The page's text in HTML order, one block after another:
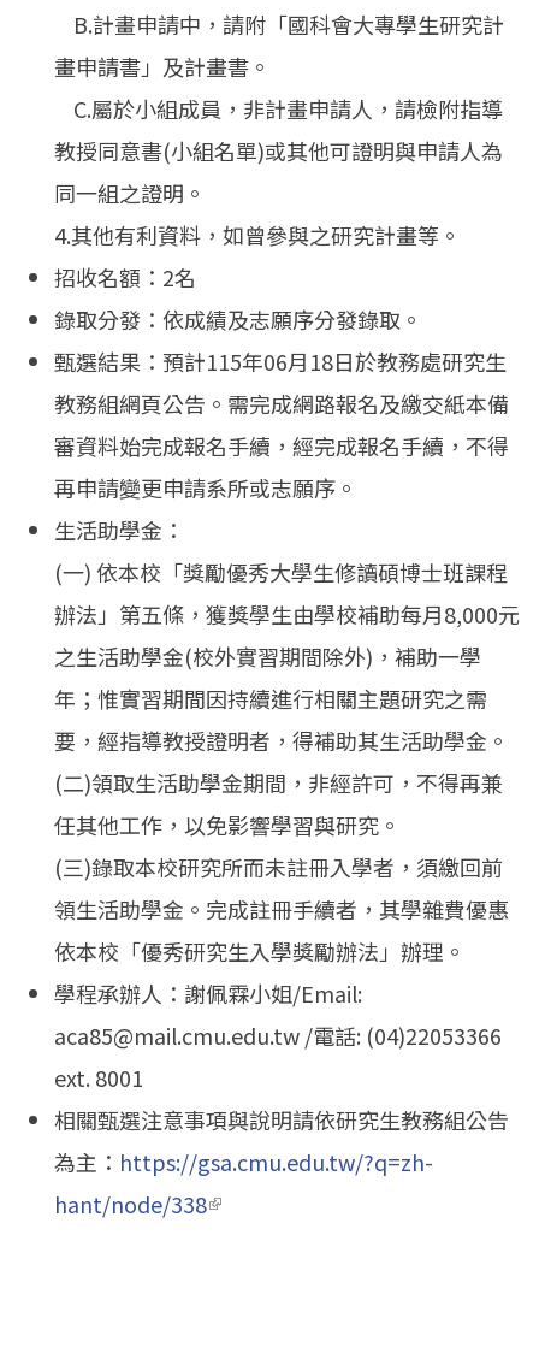
B.計畫申請中，請附「國科會大專學生研究計
畫申請書」及計畫書。
C.屬於小組成員，非計畫申請人，請檢附指導
教授同意書(小組名單)或其他可證明與申請人為
同一組之證明。
4.其他有利資料，如曾參與之研究計畫等。
招收名額：2名
錄取分發：依成績及志願序分發錄取。
甄選結果：預計115年06月18日於教務處研究生
教務組網頁公告。需完成網路報名及繳交紙本備
審資料始完成報名手續，經完成報名手續，不得
再申請變更申請系所或志願序。
生活助學金：
(一) 依本校「獎勵優秀大學生修讀碩博士班課程
辦法」第五條，獲獎學生由學校補助每月8,000元
之生活助學金(校外實習期間除外)，補助一學
年；惟實習期間因持續進行相關主題研究之需
要，經指導教授證明者，得補助其生活助學金。
(二)領取生活助學金期間，非經許可，不得再兼
任其他工作，以免影響學習與研究。
(三)錄取本校研究所而未註冊入學者，須繳回前
領生活助學金。完成註冊手續者，其學雜費優惠
依本校「優秀研究生入學獎勵辦法」辦理。
學程承辦人：謝佩霖小姐/Email:
aca85@mail.cmu.edu.tw /電話: (04)22053366
ext. 8001
相關甄選注意事項與說明請依研究生教務組公告
為主： https://gsa.cmu.edu.tw/?q=zh-
hant/node/338(link is external)